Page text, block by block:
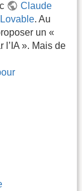
Claude
Lovable. Au
un «
l’IA ». Mais de